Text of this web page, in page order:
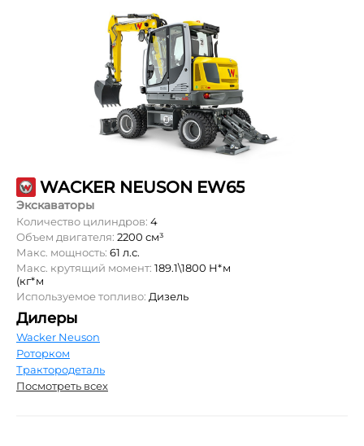
WACKER NEUSON EW65
Экскаваторы
Количество цилиндров: 4
Объем двигателя: 2200 см³
Макс. мощность: 61 л.с.
Макс. крутящий момент: 189.1\1800 Н*м
(кг*м
Используемое топливо: Дизель
Дилеры
Wacker Neuson
Роторком
Трактородеталь
Посмотреть всех